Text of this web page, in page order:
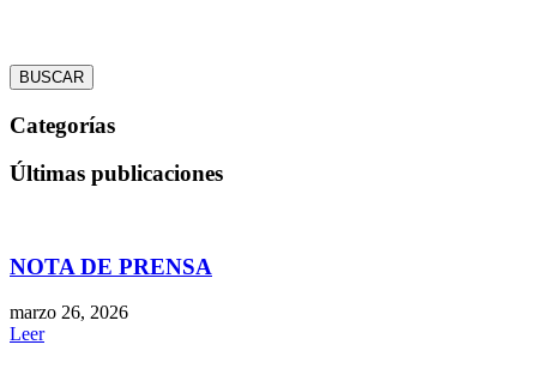
BUSCAR
Categorías
Últimas publicaciones
NOTA DE PRENSA
marzo 26, 2026
Leer